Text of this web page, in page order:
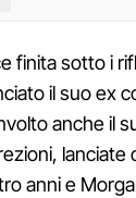
finita sotto i
il suo ex
anche il
lanciate
anni e